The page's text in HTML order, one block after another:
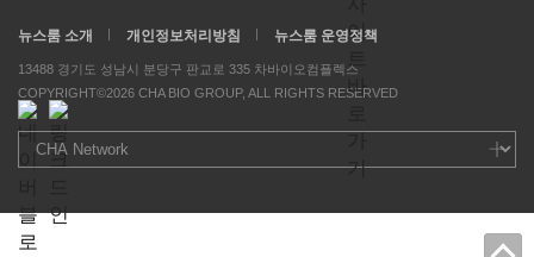
뉴스룸 소개 개인정보처리방침 뉴스룸 운영정책
13488 경기도 성남시 분당구 판교로 335 차바이오컴플렉스
COPYRIGHT©2026 CHA BIO GROUP, ALL RIGHTS RESERVED